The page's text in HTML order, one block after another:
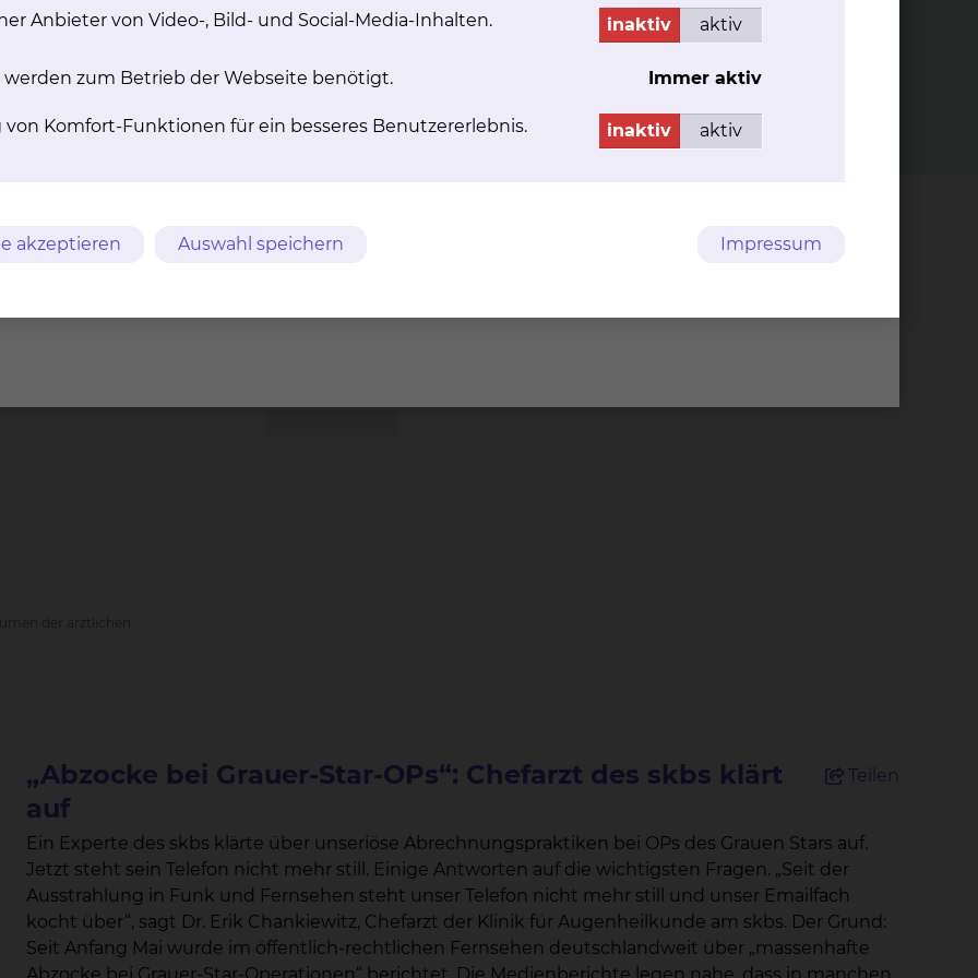
Sehnerv schädigt.
mehr
sammelt sich Flüssigkeit und die
abgelöste Netzhaut wölbt sich in den
Fichtengrund 1, 38126 Braunschweig
„Abzocke bei Grauer-Star-OPs“: Chefarzt des skbs klärt
auf
Teilen
Ein Experte des skbs klärte über unseriöse Abrechnungspraktiken bei OPs des Grauen Stars auf.
Jetzt steht sein Telefon nicht mehr still. Einige Antworten auf die wichtigsten Fragen. „Seit der
Ausstrahlung in Funk und Fernsehen steht unser Telefon nicht mehr still und unser Emailfach
kocht über“, sagt Dr. Erik Chankiewitz, Chefarzt der Klinik für Augenheilkunde am skbs. Der Grund:
Seit Anfang Mai wurde im öffentlich-rechtlichen Fernsehen deutschlandweit über „massenhafte
Anbieter von Video-, Bild- und Social-Media-Inhalten. inaktiv aktiv
werden zum Betrieb der Webseite benötigt. Immer aktiv
Komfort-Funktionen für ein besseres Benutzererlebnis. inaktiv aktiv
akzeptieren Auswahl speichern Impressum